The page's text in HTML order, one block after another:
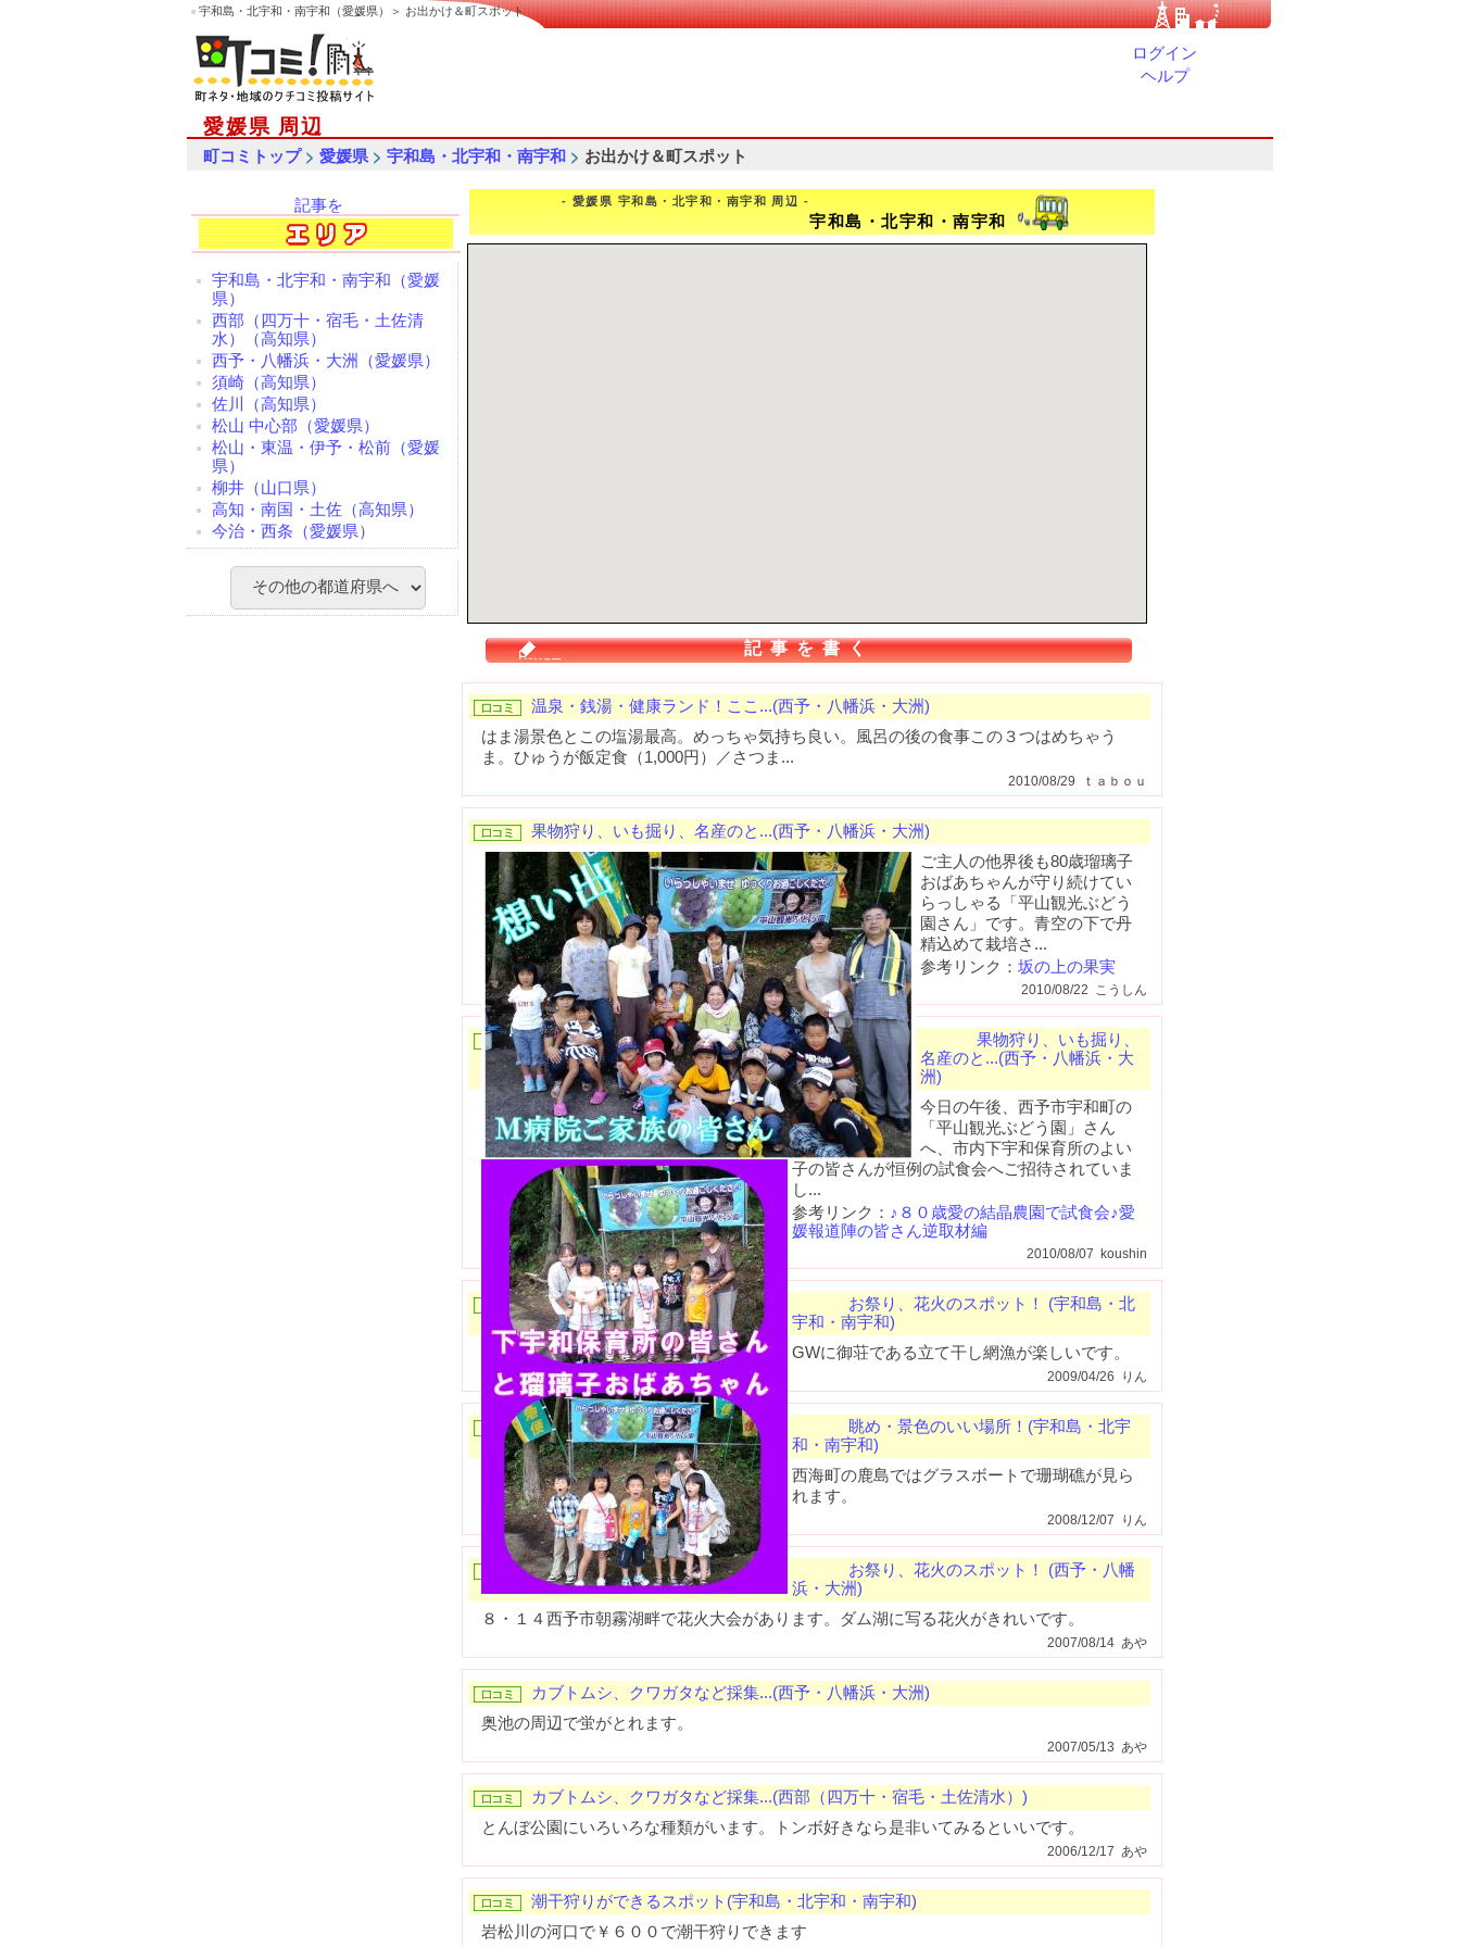
宇和島・北宇和・南宇和（愛媛県）＞ お出かけ＆町スポット
ログイン
ヘルプ
愛媛県 周辺
町コミトップ> 愛媛県> 宇和島・北宇和・南宇和 > お出かけ＆町スポット
記事を
検索
宇和島・北宇和・南宇和（愛媛
県）
西部（四万十・宿毛・土佐清
水）（高知県）
西予・八幡浜・大洲（愛媛県）
須崎（高知県）
佐川（高知県）
松山 中心部（愛媛県）
松山・東温・伊予・松前（愛媛
県）
柳井（山口県）
高知・南国・土佐（高知県）
今治・西条（愛媛県）
- 愛媛県 宇和島・北宇和・南宇和 周辺 -
宇和島・北宇和・南宇和
記事を書く
温泉・銭湯・健康ランド！ここ...(西予・八幡浜・大洲)
はま湯景色とこの塩湯最高。めっちゃ気持ち良い。風呂の後の食事この３つはめちゃう
ま。ひゅうが飯定食（1,000円）／さつま...
2010/08/29 ｔａｂｏｕ
果物狩り、いも掘り、名産のと...(西予・八幡浜・大洲)
ご主人の他界後も80歳瑠璃子
おばあちゃんが守り続けてい
らっしゃる「平山観光ぶどう
園さん」です。青空の下で丹
精込めて栽培さ...
参考リンク： 坂の上の果実
2010/08/22 こうしん
果物狩り、いも掘り、
名産のと...(西予・八幡浜・大
洲)
今日の午後、西予市宇和町の
「平山観光ぶどう園」さん
へ、市内下宇和保育所のよい
子の皆さんが恒例の試食会へご招待されていま
し...
参考リンク： ♪８０歳愛の結晶農園で試食会♪愛
媛報道陣の皆さん逆取材編
2010/08/07 koushin
お祭り、花火のスポット！ (宇和島・北
宇和・南宇和)
GWに御荘である立て干し網漁が楽しいです。
2009/04/26 りん
眺め・景色のいい場所！(宇和島・北宇
和・南宇和)
西海町の鹿島ではグラスボートで珊瑚礁が見ら
れます。
2008/12/07 りん
お祭り、花火のスポット！ (西予・八幡
浜・大洲)
８・１４西予市朝霧湖畔で花火大会があります。ダム湖に写る花火がきれいです。
2007/08/14 あや
カブトムシ、クワガタなど採集...(西予・八幡浜・大洲)
奥池の周辺で蛍がとれます。
2007/05/13 あや
カブトムシ、クワガタなど採集...(西部（四万十・宿毛・土佐清水）)
とんぼ公園にいろいろな種類がいます。トンボ好きなら是非いてみるといいです。
2006/12/17 あや
潮干狩りができるスポット(宇和島・北宇和・南宇和)
岩松川の河口で￥６００で潮干狩りできます